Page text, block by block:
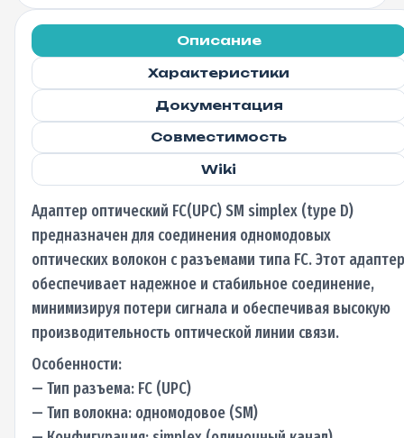
Описание
Характеристики
Документация
Совместимость
Wiki
Адаптер оптический FC(UPC) SM simplex (type D)
предназначен для соединения одномодовых
оптических волокон с разъемами типа FC. Этот адаптер
обеспечивает надежное и стабильное соединение,
минимизируя потери сигнала и обеспечивая высокую
производительность оптической линии связи.
Особенности:
— Тип разъема: FC (UPC)
— Тип волокна: одномодовое (SM)